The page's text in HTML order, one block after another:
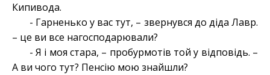
Кипивода.
- Гарненько у вас тут, – звернувся до діда Лавр.
– це ви все нагосподарювали?
- Я і моя стара, – пробурмотів той у відповідь. –
А ви чого тут? Пенсію мою знайшли?